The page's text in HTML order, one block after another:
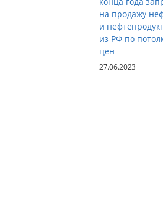
на продажу
и
из РФ по
цен
27.06.2023